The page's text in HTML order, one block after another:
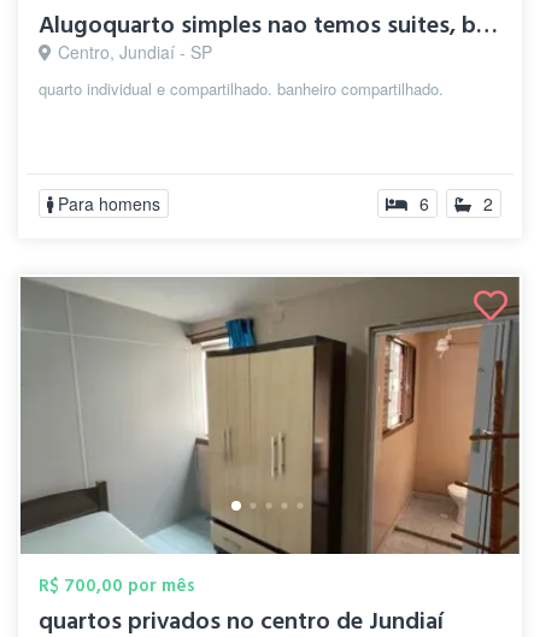
Alugoquarto simples nao temos suites, ba...
Centro, Jundiaí - SP
quarto individual e compartilhado. banheiro compartilhado.
Para homens 6 2
R$ 700,00 por mês
quartos privados no centro de Jundiaí